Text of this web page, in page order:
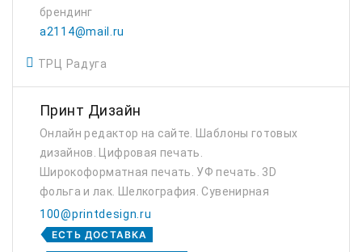
брендинг
a2114@mail.ru
ТРЦ Радуга
Принт Дизайн
Онлайн редактор на сайте. Шаблоны готовых
дизайнов. Цифровая печать.
Широкоформатная печать. УФ печать. 3D
фольга и лак. Шелкография. Сувенирная
продукция с нанесением.
100@printdesign.ru
ЕСТЬ ДОСТАВКА